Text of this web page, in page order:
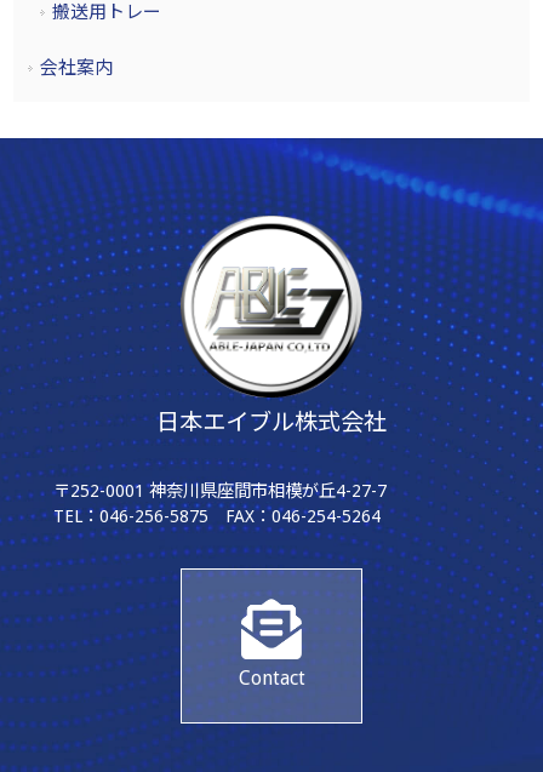
搬送用トレー
会社案内
日本エイブル株式会社
〒252-0001 神奈川県座間市相模が丘4-27-7
TEL：046-256-5875 FAX：046-254-5264
Contact